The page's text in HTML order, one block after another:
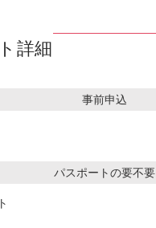
詳細
事前申込
パスポートの要不要